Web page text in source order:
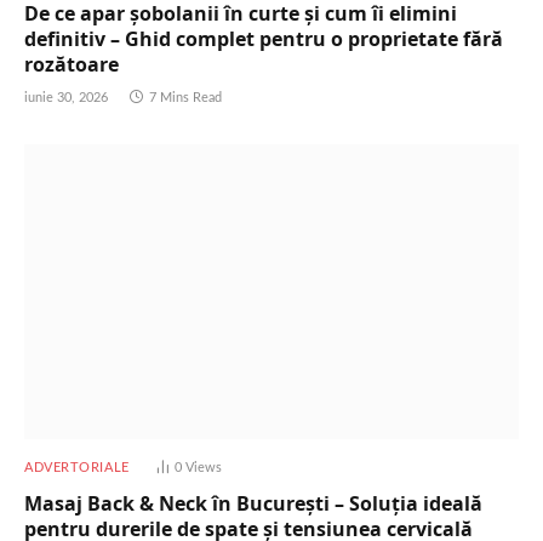
De ce apar șobolanii în curte și cum îi elimini
definitiv – Ghid complet pentru o proprietate fără
rozătoare
iunie 30, 2026 7 Mins Read
ADVERTORIALE 0 Views
Masaj Back & Neck în București – Soluția ideală
pentru durerile de spate și tensiunea cervicală